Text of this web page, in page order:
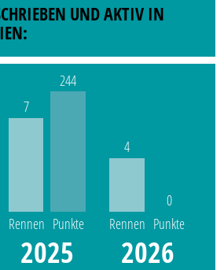
UND AKTIV IN
7
Rennen
244
Punkte
2025
4
Rennen
0
Punkte
2026